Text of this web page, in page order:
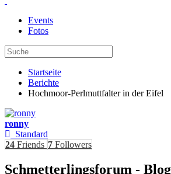
Events
Fotos
Startseite
Berichte
Hochmoor-Perlmuttfalter in der Eifel
ronny
Standard
24 Friends 7 Followers
Schmetterlingsforum -